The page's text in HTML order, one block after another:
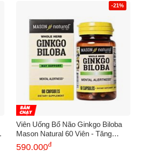
-21%
Viên Uống Bổ Não Ginkgo Biloba
Mason Natural 60 Viên - Tăng
Cường Trí Nhớ và Minh Mẫn, Hỗ
590.000đ